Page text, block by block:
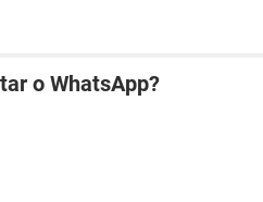
o WhatsApp?